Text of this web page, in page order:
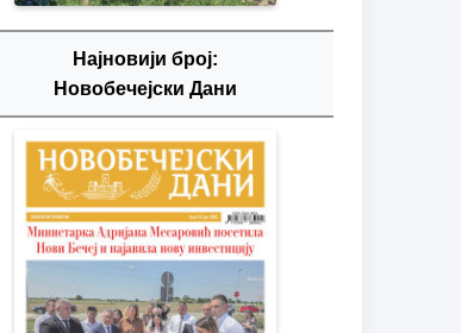
Најновији број:
Новобечејски Дани